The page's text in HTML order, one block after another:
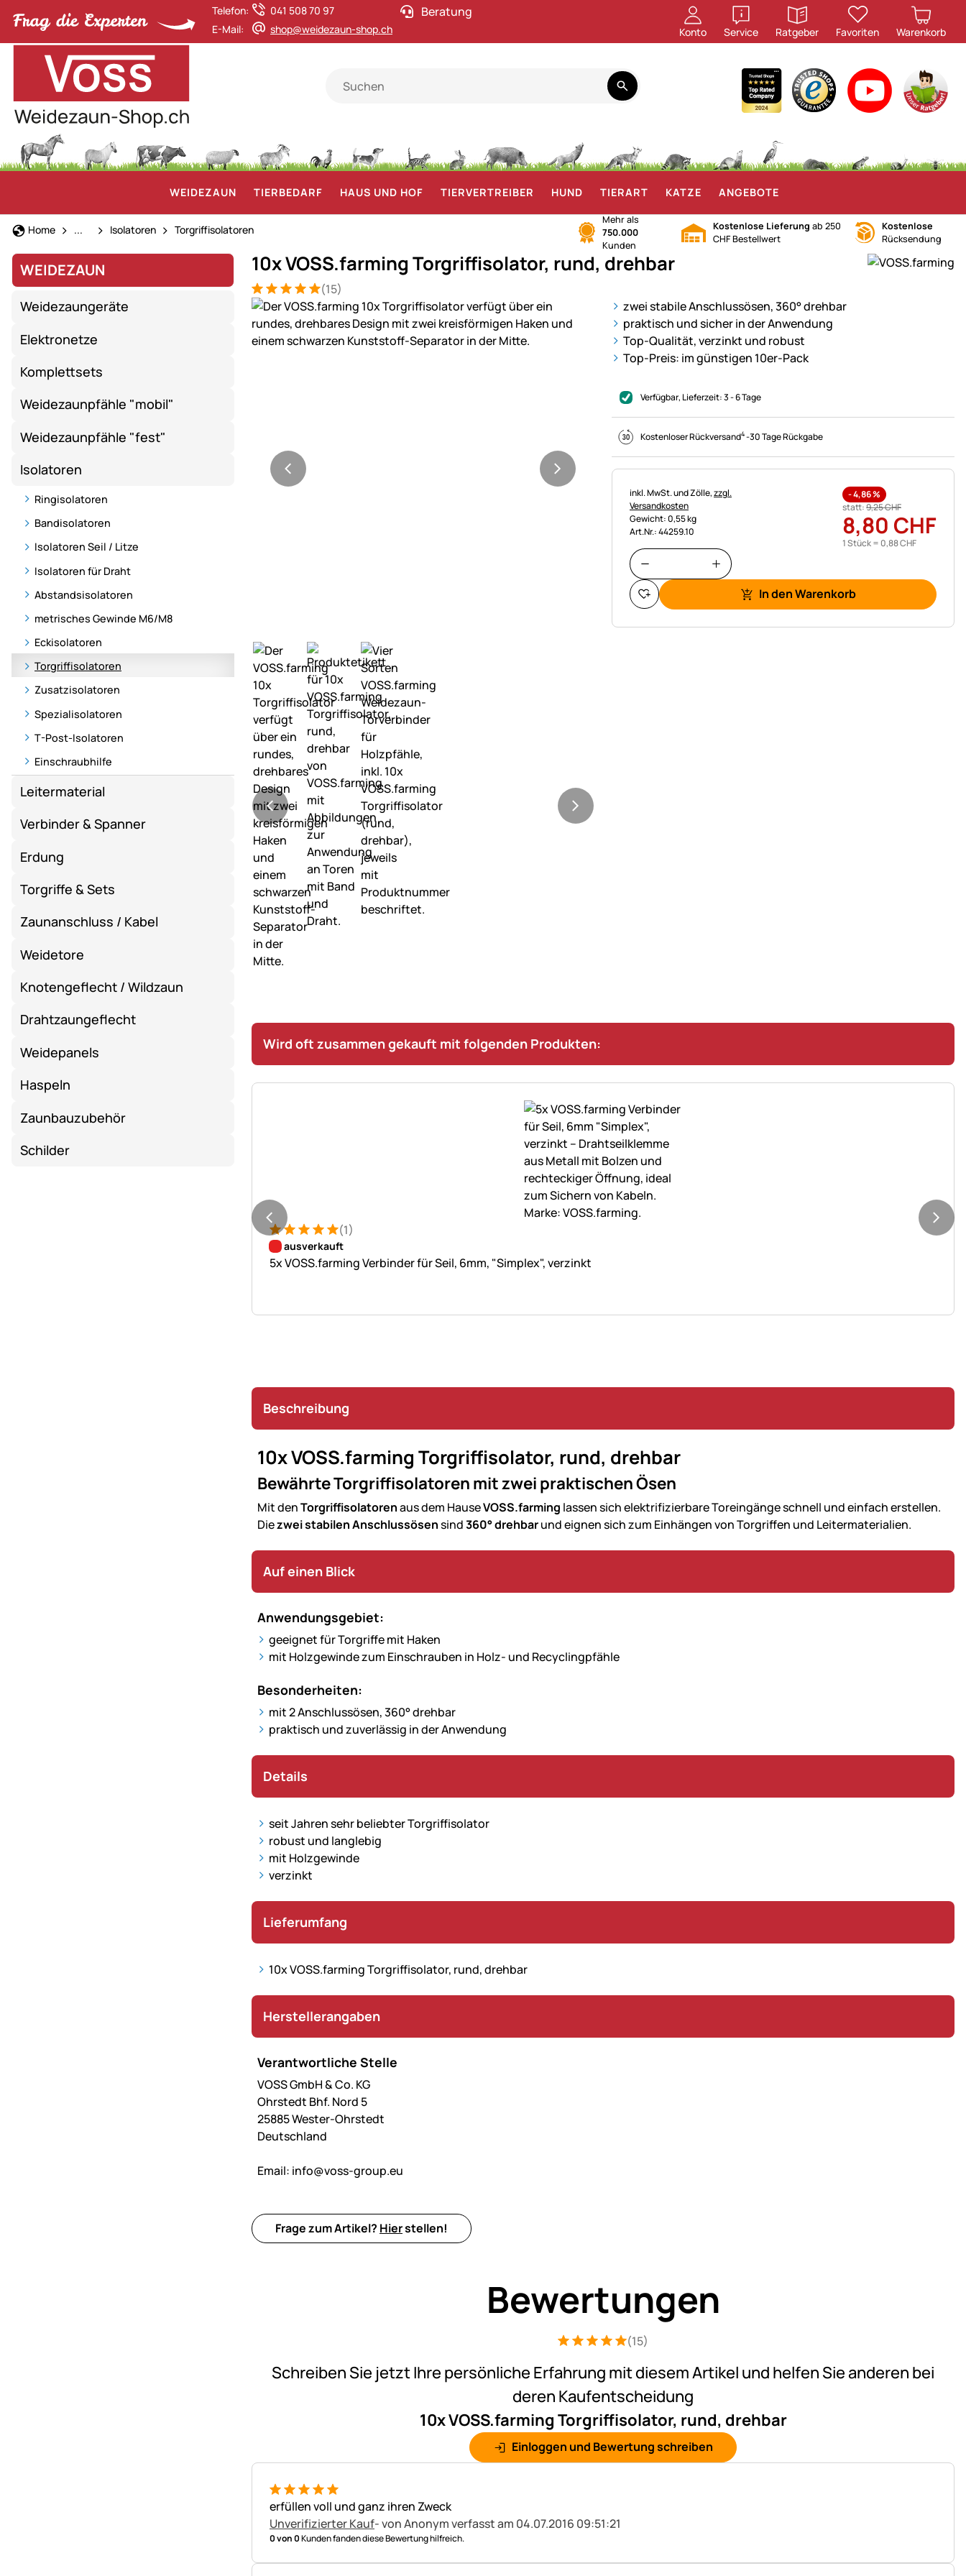
Telefon:
041 508 70 97
E-Mail:
shop@weidezaun-shop.ch
Beratung
Konto Service
öffnen
Ratgeber
öffnen
Favoriten Warenkorb
WEIDEZAUN TIERBEDARF HAUS UND HOF TIERVERTREIBER HUND TIERART KATZE ANGEBOTE
Home Weidezaun
... Isolatoren Torgriffisolatoren
Mehr als
750.000
Kunden
Kostenlose Lieferung ab 250
CHF Bestellwert
Kostenlose
Rücksendung
WEIDEZAUN
Weidezaungeräte
Elektronetze
Komplettsets
Weidezaunpfähle "mobil"
Weidezaunpfähle "fest"
Isolatoren
Ringisolatoren
Bandisolatoren
Isolatoren Seil / Litze
Isolatoren für Draht
Abstandsisolatoren
metrisches Gewinde M6/M8
Eckisolatoren
Torgriffisolatoren
Zusatzisolatoren
Spezialisolatoren
T-Post-Isolatoren
Einschraubhilfe
Leitermaterial
Verbinder & Spanner
Erdung
Torgriffe & Sets
Zaunanschluss / Kabel
Weidetore
Knotengeflecht / Wildzaun
Drahtzaungeflecht
Weidepanels
Haspeln
Zaunbauzubehör
Schilder
10x VOSS.farming Torgriffisolator, rund, drehbar
Bewertung: 5 von 5 (15 Bewertungen)
15 Bewertungen
(15)
Produktgalerie
zwei stabile Anschlussösen, 360° drehbar
praktisch und sicher in der Anwendung
Top-Qualität, verzinkt und robust
Top-Preis: im günstigen 10er-Pack
Verfügbar, Lieferzeit:3 - 6 Tage
Kostenloser Rückversand4-30 Tage Rückgabe
Steuerhinweis:
inkl. MwSt. und Zölle,zzgl.
Versandkosten
Gewicht: 0,55 kg
Art.Nr.: 44259.10
-4,86%
statt:9,25CHF
8,80 CHF
1 Stück = 0,88CHF
In den Warenkorb
Wird oft zusammen gekauft mit folgenden Produkten:
Bewertung: 5 von 5 (1 Bewertungen)
1 Bewertung (1)
ausverkauft
5x VOSS.farming Verbinder für Seil, 6mm, "Simplex", verzinkt
Beschreibung
10x VOSS.farming Torgriffisolator, rund, drehbar
Bewährte Torgriffisolatoren mit zwei praktischen Ösen
Mit denTorgriffisolatorenaus dem HauseVOSS.farming lassen sich elektrifizierbare Toreingänge schnell und einfach erstellen.
Diezwei stabilen Anschlussösensind360° drehbarund eignen sich zum Einhängen von Torgriffen und Leitermaterialien.
Auf einen Blick
Anwendungsgebiet:
geeignet für Torgriffe mit Haken
mit Holzgewinde zum Einschrauben in Holz- und Recyclingpfähle
Besonderheiten:
mit 2 Anschlussösen, 360° drehbar
praktisch und zuverlässig in der Anwendung
Details
seit Jahren sehr beliebter Torgriffisolator
robust und langlebig
mit Holzgewinde
verzinkt
Lieferumfang
10x VOSS.farming Torgriffisolator, rund, drehbar
Herstellerangaben
Verantwortliche Stelle
VOSS GmbH & Co. KG
Ohrstedt Bhf. Nord 5
25885 Wester-Ohrstedt
Deutschland
Email: info@voss-group.eu
Frage zum Artikel? Hierstellen!
Bewertungen
Bewertung: 5 von 5 (15 Bewertungen)
15 Bewertungen
(15)
Schreiben Sie jetzt Ihre persönliche Erfahrung mit diesem Artikel und helfen Sie anderen bei
deren Kaufentscheidung
10x VOSS.farming Torgriffisolator, rund, drehbar
Einloggen und Bewertung schreiben
5 von 5
erfüllen voll und ganz ihren Zweck
Unverifizierter Kauf- von Anonymverfasst am 04.07.2016 09:51:21
0 von 0Kunden fanden diese Bewertung hilfreich.